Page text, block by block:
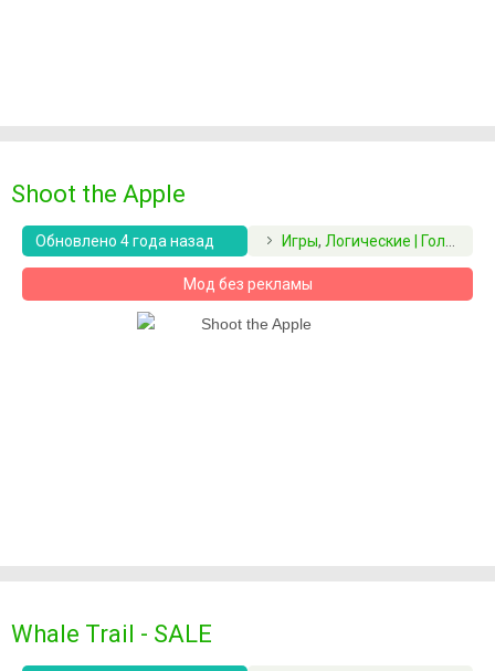
Shoot the Apple
Обновлено 4 года назад Игры, Логические | Головоломки
Мод без рекламы
Whale Trail - SALE